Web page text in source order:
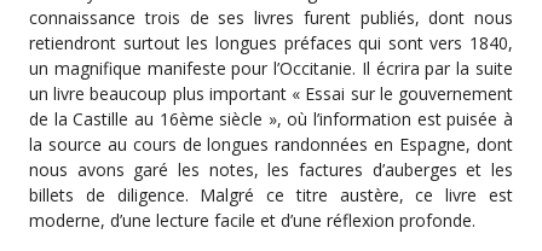
connaissance trois de ses livres furent publiés, dont nous
retiendront surtout les longues préfaces qui sont vers 1840,
un magnifique manifeste pour l’Occitanie. Il écrira par la suite
un livre beaucoup plus important « Essai sur le gouvernement
de la Castille au 16ème siècle », où l’information est puisée à
la source au cours de longues randonnées en Espagne, dont
nous avons garé les notes, les factures d’auberges et les
billets de diligence. Malgré ce titre austère, ce livre est
moderne, d’une lecture facile et d’une réflexion profonde.